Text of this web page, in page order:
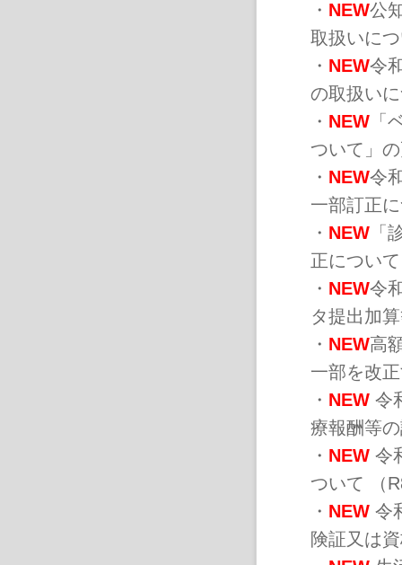
・ NEW公
取扱いに
・ NEW令
の取扱い
・ NEW 「
ついて」
・ NEW令
一部訂正
・ NEW 「
正につい
・ NEW令
タ提出加
・ NEW高
一部を改
・ NEW 令
療報酬等
・ NEW 令
ついて （
・ NEW 令
険証又は